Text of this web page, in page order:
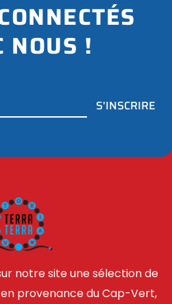
NOUS !
S'INSCRIRE
notre site une sélection de
provenance du Cap-Vert,